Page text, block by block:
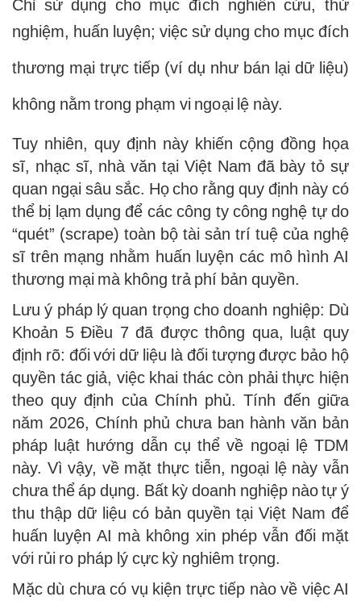
Chỉ sử dụng cho mục đích nghiên cứu, thử
nghiệm, huấn luyện; việc sử dụng cho mục đích
thương mại trực tiếp (ví dụ như bán lại dữ liệu)
không nằm trong phạm vi ngoại lệ này.
Tuy nhiên, quy định này khiến cộng đồng họa
sĩ, nhạc sĩ, nhà văn tại Việt Nam đã bày tỏ sự
quan ngại sâu sắc. Họ cho rằng quy định này có
thể bị lạm dụng để các công ty công nghệ tự do
“quét” (scrape) toàn bộ tài sản trí tuệ của nghệ
sĩ trên mạng nhằm huấn luyện các mô hình AI
thương mại mà không trả phí bản quyền.
Lưu ý pháp lý quan trọng cho doanh nghiệp: Dù
Khoản 5 Điều 7 đã được thông qua, luật quy
định rõ: đối với dữ liệu là đối tượng được bảo hộ
quyền tác giả, việc khai thác còn phải thực hiện
theo quy định của Chính phủ. Tính đến giữa
năm 2026, Chính phủ chưa ban hành văn bản
pháp luật hướng dẫn cụ thể về ngoại lệ TDM
này. Vì vậy, về mặt thực tiễn, ngoại lệ này vẫn
chưa thể áp dụng. Bất kỳ doanh nghiệp nào tự ý
thu thập dữ liệu có bản quyền tại Việt Nam để
huấn luyện AI mà không xin phép vẫn đối mặt
với rủi ro pháp lý cực kỳ nghiêm trọng.
Mặc dù chưa có vụ kiện trực tiếp nào về việc AI